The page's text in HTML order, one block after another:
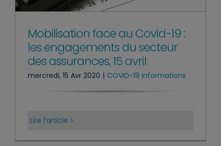
Mobilisation face au Covid-19 :
les engagements du secteur
des assurances, 15 avril
mercredi, 15 Avr 2020 | COVID-19 Informations
Lire l’article